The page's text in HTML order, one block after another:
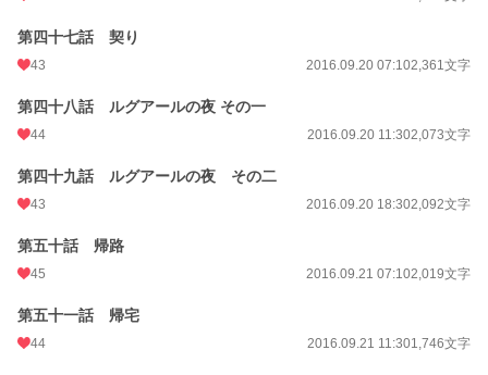
第四十七話 契り
43 2016.09.20 07:102,361文字
第四十八話 ルグアールの夜 その一
44 2016.09.20 11:302,073文字
第四十九話 ルグアールの夜 その二
43 2016.09.20 18:302,092文字
第五十話 帰路
45 2016.09.21 07:102,019文字
第五十一話 帰宅
44 2016.09.21 11:301,746文字